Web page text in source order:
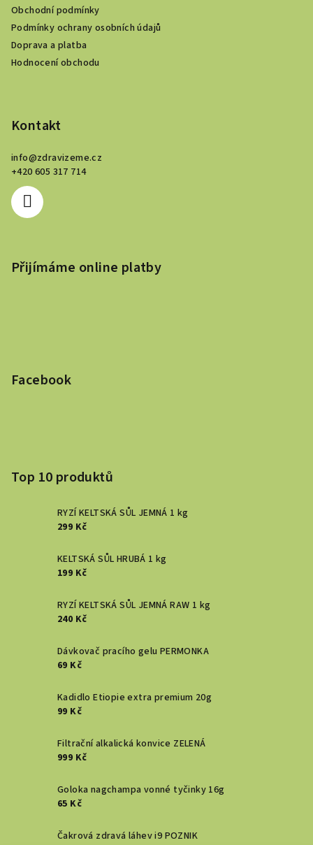
Obchodní podmínky
Podmínky ochrany osobních údajů
Doprava a platba
Hodnocení obchodu
Kontakt
info@zdravizeme.cz
+420 605 317 714
Přijímáme online platby
Facebook
Top 10 produktů
RYZÍ KELTSKÁ SŮL JEMNÁ 1 kg
299 Kč
KELTSKÁ SŮL HRUBÁ 1 kg
199 Kč
RYZÍ KELTSKÁ SŮL JEMNÁ RAW 1 kg
240 Kč
Dávkovač pracího gelu PERMONKA
69 Kč
Kadidlo Etiopie extra premium 20g
99 Kč
Filtrační alkalická konvice ZELENÁ
999 Kč
Goloka nagchampa vonné tyčinky 16g
65 Kč
Čakrová zdravá láhev i9 POZNIK